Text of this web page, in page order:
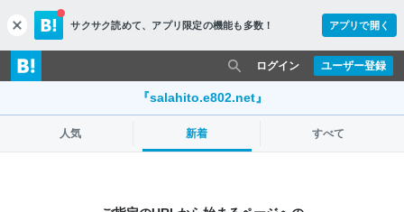
c
l
o
s
サクサク読めて、 アプリ限定の機能も多数！ アプリで開く
ユーザー登録
ログイン
『salahito.e802.net』
人気 新着 すべて